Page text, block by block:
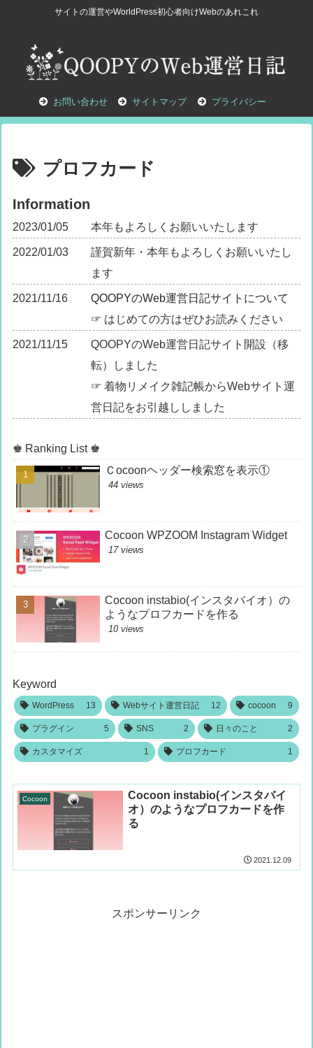
サイトの運営やWorldPress初心者向けWebのあれこれ
お問い合わせ サイトマップ プライバシー
プロフカード
Information
2023/01/05 本年もよろしくお願いいたします
2022/01/03
謹賀新年・本年もよろしくお願いいたし
ます
2021/11/16
QOOPYのWeb運営日記サイトについて
☞ はじめての方はぜひお読みください
2021/11/15
QOOPYのWeb運営日記サイト開設（移
転）しました
☞ 着物リメイク雑記帳からWebサイト運
営日記をお引越ししました
♚ Ranking List ♚
Ｃocoonヘッダー検索窓を表示①
44 views
Cocoon WPZOOM Instagram Widget
17 views
Cocoon instabio(インスタバイオ）の
ようなプロフカードを作る
10 views
Keyword
WordPress 13 Webサイト運営日記 12 cocoon 9
プラグイン 5 SNS 2 日々のこと 2
カスタマイズ 1 プロフカード 1
Cocoon
Cocoon instabio(インスタバイ
オ）のようなプロフカードを作
る
2021.12.09
スポンサーリンク